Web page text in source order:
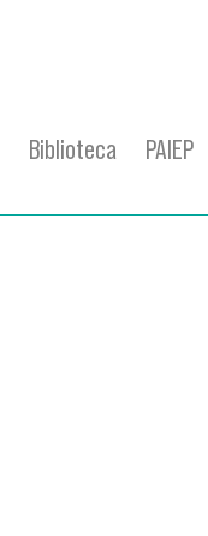
Biblioteca PAIEP